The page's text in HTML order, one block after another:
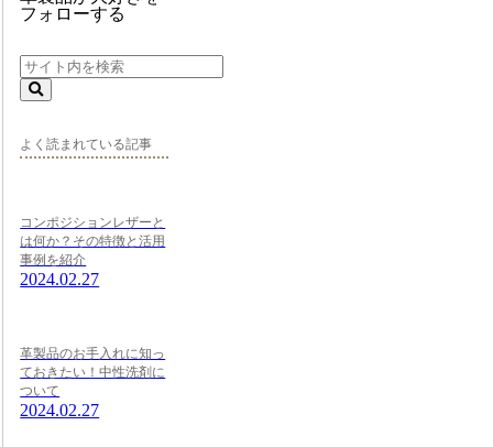
フォローする
よく読まれている記事
コンポジションレザーと
は何か？その特徴と活用
事例を紹介
2024.02.27
革製品のお手入れに知っ
ておきたい！中性洗剤に
ついて
2024.02.27